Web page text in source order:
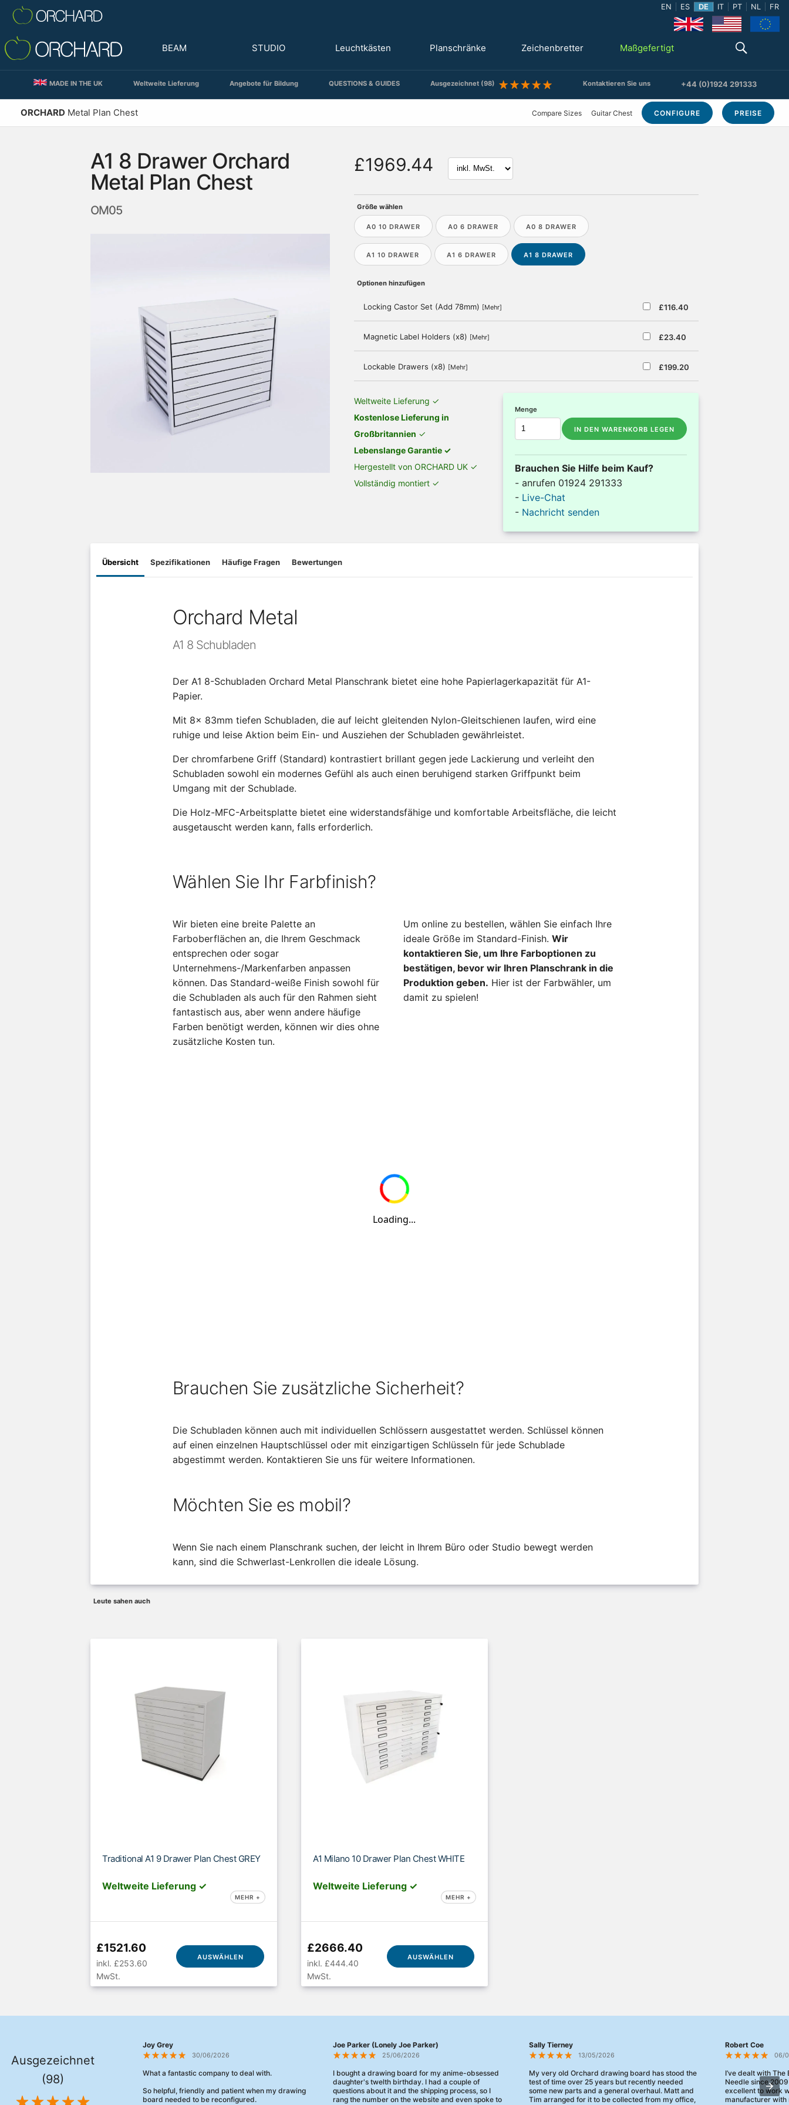
EN ES DE IT PT NL FR
BEAM STUDIO Leuchtkästen Planschränke Zeichenbretter Maßgefertigt
MADE IN THE UK Weltweite Lieferung Angebote für Bildung QUESTIONS & GUIDES Ausgezeichnet (98) Kontaktieren Sie uns +44 (0)1924 291333
ORCHARD Metal Plan Chest Compare Sizes Guitar Chest CONFIGURE PREISE
A1 8 Drawer Orchard
Metal Plan Chest
OM05
£1969.44
Größe wählen
A0 10 DRAWER A0 6 DRAWER A0 8 DRAWER
A1 10 DRAWER A1 6 DRAWER A1 8 DRAWER
Optionen hinzufügen
£116.40
Locking Castor Set (Add 78mm) [Mehr]
£23.40
Magnetic Label Holders (x8) [Mehr]
£199.20
Lockable Drawers (x8) [Mehr]
Weltweite Lieferung ✓
Kostenlose Lieferung in
Großbritannien ✓
Lebenslange Garantie ✓
Hergestellt von ORCHARD UK ✓
Vollständig montiert ✓
Menge
IN DEN WARENKORB LEGEN
Brauchen Sie Hilfe beim Kauf?
- anrufen 01924 291333
- Live-Chat
- Nachricht senden
Übersicht Spezifikationen Häufige Fragen Bewertungen
Orchard Metal
A1 8 Schubladen
Der A1 8-Schubladen Orchard Metal Planschrank bietet eine hohe Papierlagerkapazität für A1-
Papier.
Mit 8x 83mm tiefen Schubladen, die auf leicht gleitenden Nylon-Gleitschienen laufen, wird eine
ruhige und leise Aktion beim Ein- und Ausziehen der Schubladen gewährleistet.
Der chromfarbene Griff (Standard) kontrastiert brillant gegen jede Lackierung und verleiht den
Schubladen sowohl ein modernes Gefühl als auch einen beruhigend starken Griffpunkt beim
Umgang mit der Schublade.
Die Holz-MFC-Arbeitsplatte bietet eine widerstandsfähige und komfortable Arbeitsfläche, die leicht
ausgetauscht werden kann, falls erforderlich.
Wählen Sie Ihr Farbfinish?
Wir bieten eine breite Palette an
Farboberflächen an, die Ihrem Geschmack
entsprechen oder sogar
Unternehmens-/Markenfarben anpassen
können. Das Standard-weiße Finish sowohl für
die Schubladen als auch für den Rahmen sieht
fantastisch aus, aber wenn andere häufige
Farben benötigt werden, können wir dies ohne
zusätzliche Kosten tun.
Um online zu bestellen, wählen Sie einfach Ihre
ideale Größe im Standard-Finish.Wir
kontaktieren Sie, um Ihre Farboptionen zu
bestätigen, bevor wir Ihren Planschrank in die
Produktion geben. Hier ist der Farbwähler, um
damit zu spielen!
Brauchen Sie zusätzliche Sicherheit?
Die Schubladen können auch mit individuellen Schlössern ausgestattet werden. Schlüssel können
auf einen einzelnen Hauptschlüssel oder mit einzigartigen Schlüsseln für jede Schublade
abgestimmt werden. Kontaktieren Sie uns für weitere Informationen.
Möchten Sie es mobil?
Wenn Sie nach einem Planschrank suchen, der leicht in Ihrem Büro oder Studio bewegt werden
kann, sind die Schwerlast-Lenkrollen die ideale Lösung.
Leute sahen auch
Traditional A1 9 Drawer Plan Chest GREY
Weltweite Lieferung ✓
MEHR +
£1521.60
inkl. £253.60
MwSt.
AUSWÄHLEN
A1 Milano 10 Drawer Plan Chest WHITE
Weltweite Lieferung ✓
MEHR +
£2666.40
inkl. £444.40
MwSt.
AUSWÄHLEN
Ausgezeichnet
(98)
Joy Grey
30/06/2026
What a fantastic company to deal with.
So helpful, friendly and patient when my drawing
board needed to be reconfigured.
Joe Parker (Lonely Joe Parker)
25/06/2026
I bought a drawing board for my anime-obsessed
daughter's twelth birthday. I had a couple of
questions about it and the shipping process, so I
rang the number on the website and even spoke to
Sally Tierney
13/05/2026
My very old Orchard drawing board has stood the
test of time over 25 years but recently needed
some new parts and a general overhaul. Matt and
Tim arranged for it to be collected from my office,
Robert Coe
06/
I’ve dealt with
Needle since
excellent to work
manufacturer with